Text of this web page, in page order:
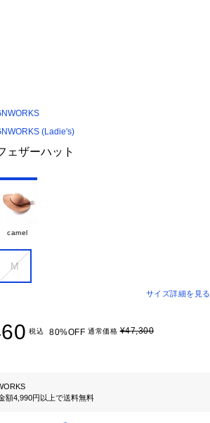
(Ladie's)
ェザーハット
camel
M
サイズ詳細を見る
税込 80%OFF 通常価格¥47,300
額4,990円以上で送料無料